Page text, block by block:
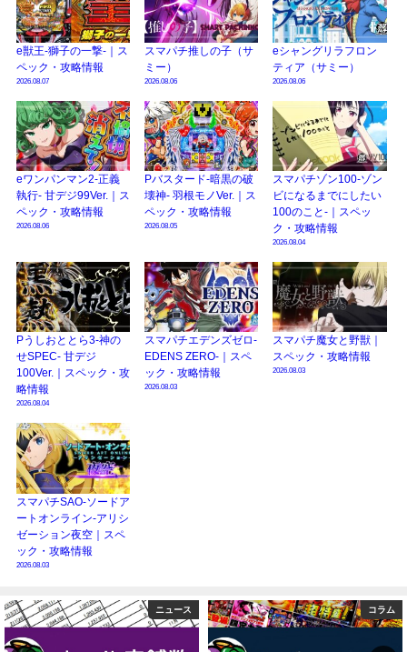
e獣王-獅子の一撃-｜ス
ペック・攻略情報
2026.08.07
スマパチ推しの子（サ
ミー）
2026.08.06
eシャングリラフロン
ティア（サミー）
2026.08.06
eワンパンマン2-正義
執行- 甘デジ99Ver.｜ス
ペック・攻略情報
2026.08.06
Pバスタード-暗黒の破
壊神- 羽根モノVer.｜ス
ペック・攻略情報
2026.08.05
スマパチゾン100-ゾン
ビになるまでにしたい
100のこと-｜スペッ
ク・攻略情報
2026.08.04
Pうしおととら3-神の
せSPEC- 甘デジ
100Ver.｜スペック・攻
略情報
2026.08.04
スマパチエデンズゼロ-
EDENS ZERO-｜スペ
ック・攻略情報
2026.08.03
スマパチ魔女と野獣｜
スペック・攻略情報
2026.08.03
スマパチSAO-ソードア
ートオンライン-アリシ
ゼーション夜空｜スペ
ック・攻略情報
2026.08.03
コラム ニュース